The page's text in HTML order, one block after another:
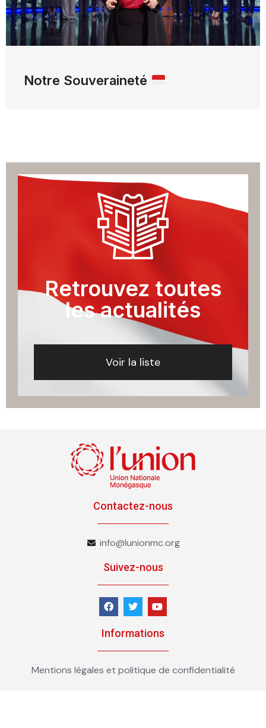
Notre Souveraineté
Retrouvez toutes
les actualités
Voir la liste
Contactez-nous
info@lunionmc.org
Suivez-nous
Informations
Mentions légales et politique de confidentialité